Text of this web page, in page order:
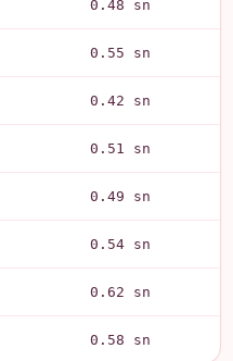
0.48 sn
0.55 sn
0.42 sn
0.51 sn
0.49 sn
0.54 sn
0.62 sn
0.58 sn